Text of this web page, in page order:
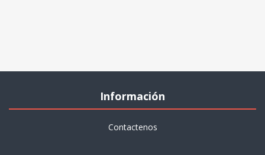
Información
Contactenos